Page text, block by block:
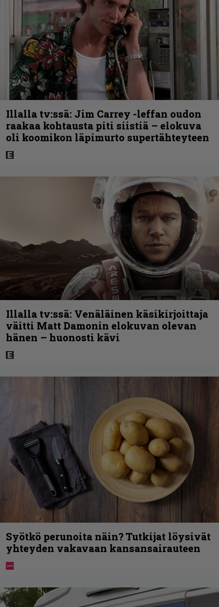
Illalla tv:ssä: Jim Carrey -leffan oudon
raakaa kohtausta piti siistiä – elokuva
oli koomikon läpimurto supertähteyteen
Illalla tv:ssä: Venäläinen käsikirjoittaja
väitti Matt Damonin elokuvan olevan
hänen – huonosti kävi
Syötkö perunoita näin? Tutkijat löysivät
yhteyden vakavaan kansansairauteen